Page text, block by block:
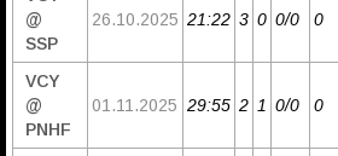
@
SSP
26.10.2025 21:22 3 0 0/0 0
VCY
@
PNHF
01.11.2025 29:55 2 1 0/0 0